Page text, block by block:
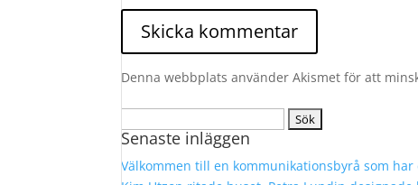
Denna webbplats använder Akismet för att
efter:
Senaste inläggen
Välkommen till en kommunikationsbyrå som